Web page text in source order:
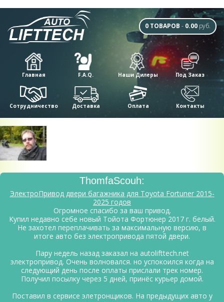
0 ТОВАРОВ - 0.00 руб.
Главная F.A.Q. Наши Дилеры Под Заказ
Сотрудничество Доставка Оплата Контакты
ThomfaScouh:
ЭлектроПривод двери багажника для Toyota Fortuner 2015-
2025 годов
Огромное спасибо за ваш привод.
Купил недавно себе новый Тойота Фортюнер 2017 г. белый.
Не захотел переплачивать за максимальную версию, в
итоге авто без электропривода пятой двери.
Пару недель назад заказал на autolifttech.net
электропривод. Очень волновался. но успокоился когда на
следующий день после оплаты прислали трек номер.
Получил посылку через 5 дней, принёс курьер домой.
Поставил в сервисе элетронщиков. На предыдущих авто у